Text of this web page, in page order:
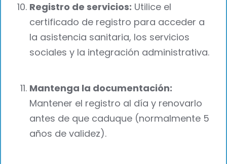
Registro de servicios: Utilice el
certificado de registro para acceder a
la asistencia sanitaria, los servicios
sociales y la integración administrativa.
Mantenga la documentación:
Mantener el registro al día y renovarlo
antes de que caduque (normalmente 5
años de validez).